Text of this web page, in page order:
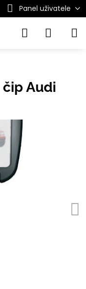
Panel uživatele
Audi